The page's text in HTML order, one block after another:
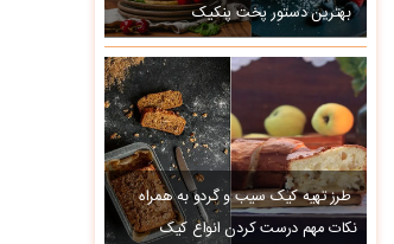
بهترین دستور پخت پنکیک
طرز تهیه کیک سیب و گردو به همراه
نکات مهم درست کردن انواع کیک